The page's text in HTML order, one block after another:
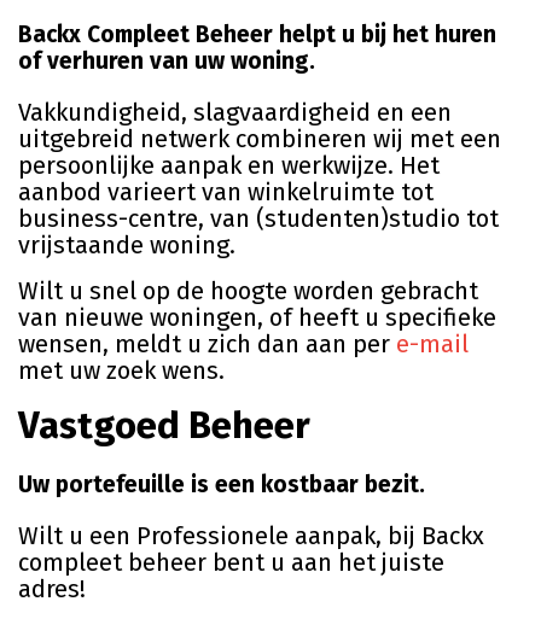
Backx Compleet Beheer helpt u bij het huren
of verhuren van uw woning.
Vakkundigheid, slagvaardigheid en een
uitgebreid netwerk combineren wij met een
persoonlijke aanpak en werkwijze. Het
aanbod varieert van winkelruimte tot
business-centre, van (studenten)studio tot
vrijstaande woning.
Wilt u snel op de hoogte worden gebracht
van nieuwe woningen, of heeft u specifieke
wensen, meldt u zich dan aan per e-mail
met uw zoek wens.
Vastgoed Beheer
Uw portefeuille is een kostbaar bezit.
Wilt u een Professionele aanpak, bij Backx
compleet beheer bent u aan het juiste
adres!